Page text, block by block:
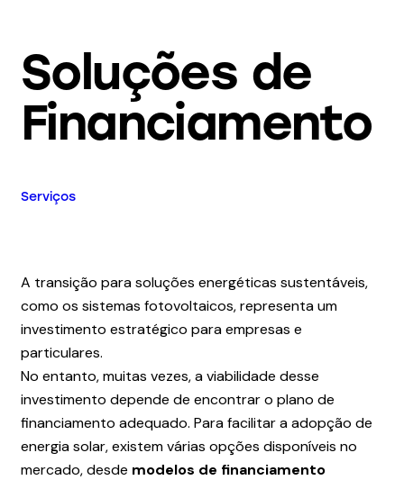
Soluções de
Financiamento
Serviços
A transição para soluções energéticas sustentáveis,
como os sistemas fotovoltaicos, representa um
investimento estratégico para empresas e
particulares.
No entanto, muitas vezes, a viabilidade desse
investimento depende de encontrar o plano de
financiamento adequado. Para facilitar a adopção de
energia solar, existem várias opções disponíveis no
mercado, desde modelos de financiamento